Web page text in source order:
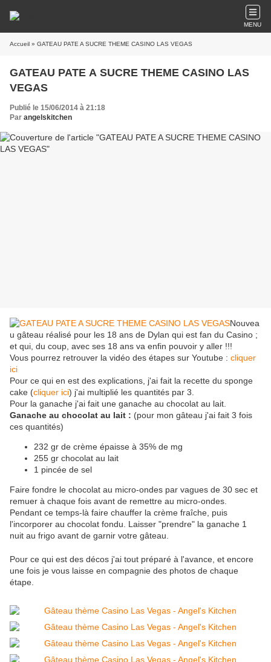
MENU
Accueil » GATEAU PATE A SUCRE THEME CASINO LAS VEGAS
GATEAU PATE A SUCRE THEME CASINO LAS
VEGAS
Publié le 15/06/2014 à 21:18
Par angelskitchen
Nouvea
u gâteau réalisé pour les 18 ans de Dylan qui est fan du Casino ;
et qui, du coup, avec ses 18 ans va enfin pouvoir y aller !!!
Vous pourrez retrouver la vidéo des étapes sur Youtube : cliquer
ici
Pour ce qui en est des explications, j'ai fait la recette du sponge
cake (cliquer ici) j'ai multiplié les quantités par 3.
Pour la ganache j'ai fait une ganache au chocolat au lait.
Ganache au chocolat au lait : (pour mon gâteau j'ai fait 3 fois
ces quantités)
232 gr de crème épaisse à 35% de mg
255 gr chocolat au lait
1 pincée de sel
Faire fondre le chocolat au micro-ondes par vagues de 30 sec et
remuer à chaque fois avant de remettre au micro-ondes.
Pendant ce temps-là faire chauffer la crème fraîche, puis
l'incorporer au chocolat fondu. Laisser "prendre" la ganache 1
nuit au frigo avant de garnir votre gâteau.
Pour ce qui est des décos j'ai tout préparé à l'avance, et encore
une fois je vous laisse en compagnie des photos de chaque
étape.